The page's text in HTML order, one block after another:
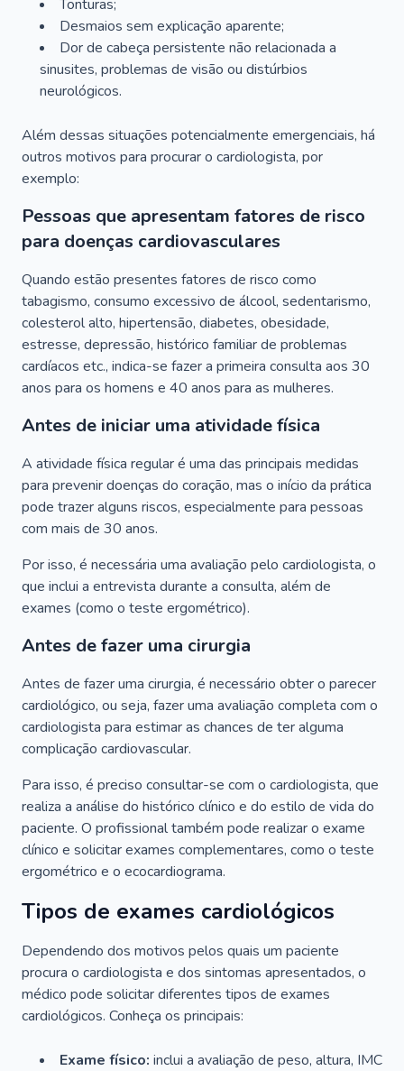
Tonturas;
Desmaios sem explicação aparente;
Dor de cabeça persistente não relacionada a
sinusites, problemas de visão ou distúrbios
neurológicos.
Além dessas situações potencialmente emergenciais, há
outros motivos para procurar o cardiologista, por
exemplo:
Pessoas que apresentam fatores de risco
para doenças cardiovasculares
Quando estão presentes fatores de risco como
tabagismo, consumo excessivo de álcool, sedentarismo,
colesterol alto, hipertensão, diabetes, obesidade,
estresse, depressão, histórico familiar de problemas
cardíacos etc., indica-se fazer a primeira consulta aos 30
anos para os homens e 40 anos para as mulheres.
Antes de iniciar uma atividade física
A atividade física regular é uma das principais medidas
para prevenir doenças do coração, mas o início da prática
pode trazer alguns riscos, especialmente para pessoas
com mais de 30 anos.
Por isso, é necessária uma avaliação pelo cardiologista, o
que inclui a entrevista durante a consulta, além de
exames (como o teste ergométrico).
Antes de fazer uma cirurgia
Antes de fazer uma cirurgia, é necessário obter o parecer
cardiológico, ou seja, fazer uma avaliação completa com o
cardiologista para estimar as chances de ter alguma
complicação cardiovascular.
Para isso, é preciso consultar-se com o cardiologista, que
realiza a análise do histórico clínico e do estilo de vida do
paciente. O profissional também pode realizar o exame
clínico e solicitar exames complementares, como o teste
ergométrico e o ecocardiograma.
Tipos de exames cardiológicos
Dependendo dos motivos pelos quais um paciente
procura o cardiologista e dos sintomas apresentados, o
médico pode solicitar diferentes tipos de exames
cardiológicos. Conheça os principais:
Exame físico: inclui a avaliação de peso, altura, IMC